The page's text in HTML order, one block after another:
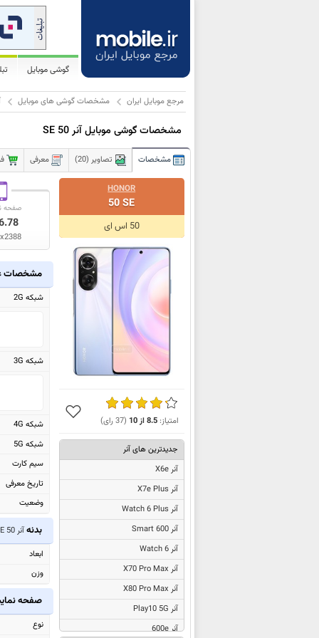
گوشی موبایل
مرجع موبایل ایران مشخصات گوشی های موبایل
مشخصات گوشی موبایل آنر 50 SE
مشخصات تصاویر (20) معرفی
HONOR
50 SE
50 اس ای
امتیاز:8.5از10
(
37رای)
جدیدترین های آنر
آنر X6e
آنر X7e Plus
آنر Watch 6 Plus
آنر 600 Smart
آنر Watch 6
آنر X70 Pro Max
آنر X80 Pro Max
آنر Play10 5G
آنر 600e
صفحه
مشخصات
شبکه 2G
شبکه 3G
شبکه 4G
شبکه 5G
سیم کارت
تاریخ معرفی
وضعیت
بدنهآنر 50 SE
ابعاد
وزن
صفحه
نوع